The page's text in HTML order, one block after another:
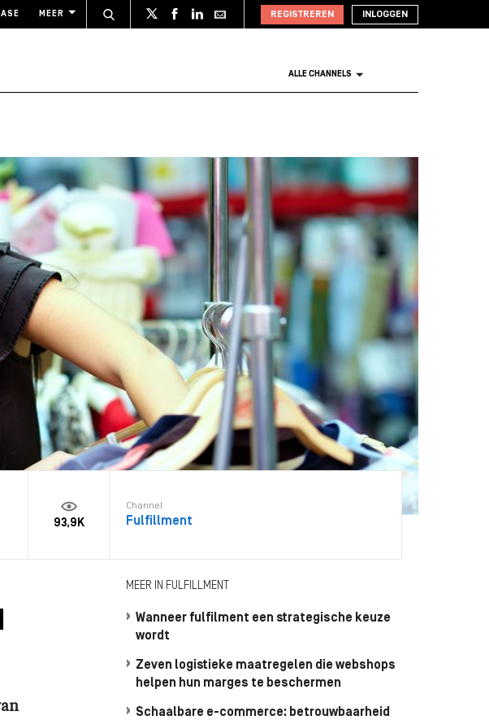
MEER REGISTREREN INLOGGEN
ALLE CHANNELS
93,9K
Channel
Fulfillment
MEER IN FULFILLMENT
Wanneer fulfilment een strategische keuze
wordt
Zeven logistieke maatregelen die webshops
helpen hun marges te beschermen
Schaalbare e-commerce: betrouwbaarheid